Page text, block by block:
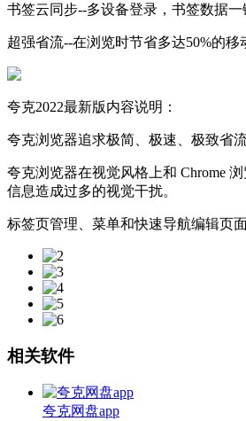
书签云同步--多设备登录，书签数据
超强省流--在浏览时节省多达50%的移
夸克2022最新版内容说明：
夸克浏览器追求极简、极速、极致省
夸克浏览器在视觉风格上和 Chrome
信息造成过多的视觉干扰。
标签页管理、菜单和快速导航编辑页
相关软件
夸克网盘app